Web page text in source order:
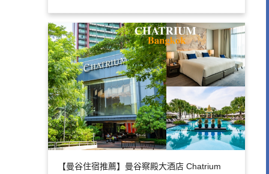
【曼谷住宿推薦】曼谷察殿大酒店 Chatrium